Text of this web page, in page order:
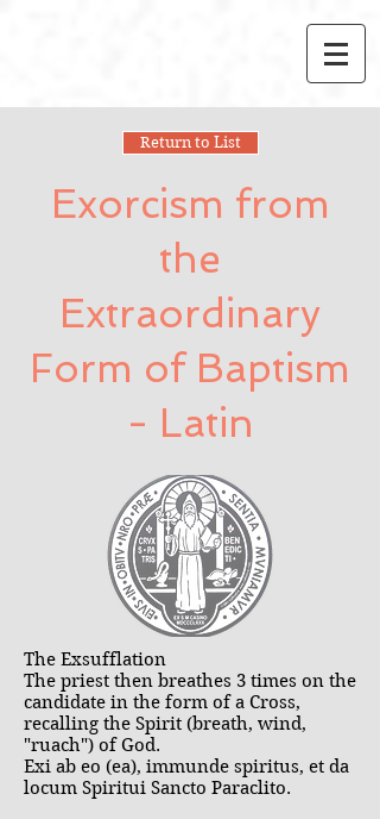
Return to List
Exorcism from
the
Extraordinary
Form of Baptism
- Latin
The Exsufflation
The priest then breathes 3 times on the
candidate in the form of a Cross,
recalling the Spirit (breath, wind,
"ruach") of God.
Exi ab eo (ea), immunde spiritus, et da
locum Spiritui Sancto Paraclito.